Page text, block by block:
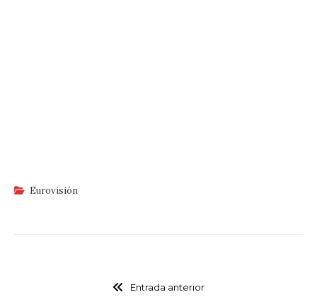
Eurovisión
Entrada anterior